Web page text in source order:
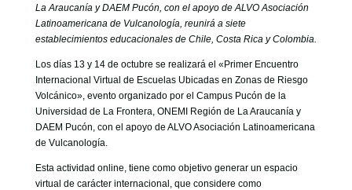
GOBIERNO CORPORATIVO
NUESTRO EQUIPO
La Araucanía y DAEM Pucón, con el apoyo de ALVO Asociación
Latinoamericana de Vulcanología, reunirá a siete
establecimientos educacionales de Chile, Costa Rica y Colombia.
Los días 13 y 14 de octubre se realizará el «Primer Encuentro
Internacional Virtual de Escuelas Ubicadas en Zonas de Riesgo
Volcánico», evento organizado por el Campus Pucón de la
Universidad de La Frontera, ONEMI Región de La Araucanía y
DAEM Pucón, con el apoyo de ALVO Asociación Latinoamericana
de Vulcanología.
Esta actividad online, tiene como objetivo generar un espacio
virtual de carácter internacional, que considere como